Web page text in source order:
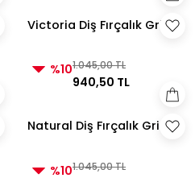
Victoria Diş Fırçalık Gri
%101.045,00 TL
940,50 TL
Natural Diş Fırçalık Gri
%101.045,00 TL